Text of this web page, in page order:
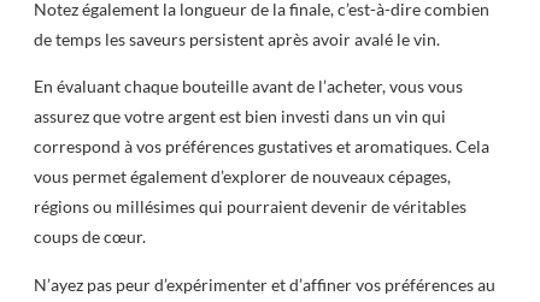
Notez également la longueur de la finale, c’est-à-dire combien
de temps les saveurs persistent après avoir avalé le vin.
En évaluant chaque bouteille avant de l’acheter, vous vous
assurez que votre argent est bien investi dans un vin qui
correspond à vos préférences gustatives et aromatiques. Cela
vous permet également d’explorer de nouveaux cépages,
régions ou millésimes qui pourraient devenir de véritables
coups de cœur.
N’ayez pas peur d’expérimenter et d’affiner vos préférences au